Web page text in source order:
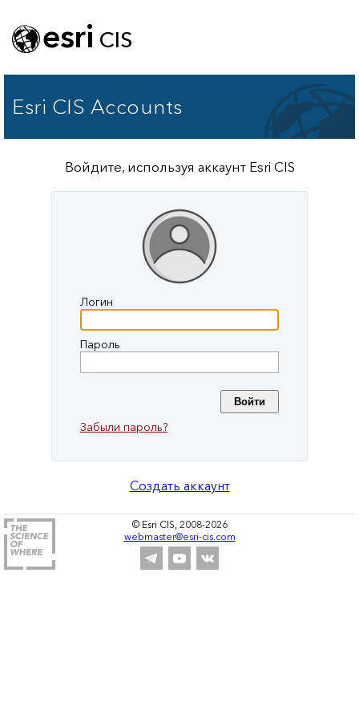
esri CIS
Esri CIS Accounts
Войдите, используя аккаунт Esri CIS
Логин
Пароль
Забыли пароль?
Создать аккаунт
© Esri CIS, 2008-2026
webmaster@esri-cis.com